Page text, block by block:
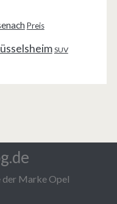
Preis
SUV
der Marke Opel